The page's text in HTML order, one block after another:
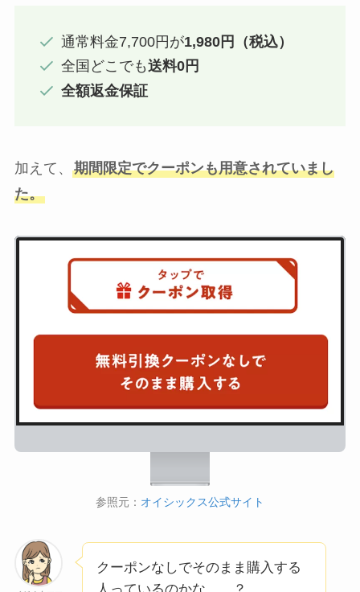
通常料金7,700円が1,980円（税込）
全国どこでも送料0円
全額返金保証
加えて、 期間限定でクーポンも用意されていまし
た。
参照元： オイシックス公式サイト
クーポンなしでそのまま購入する